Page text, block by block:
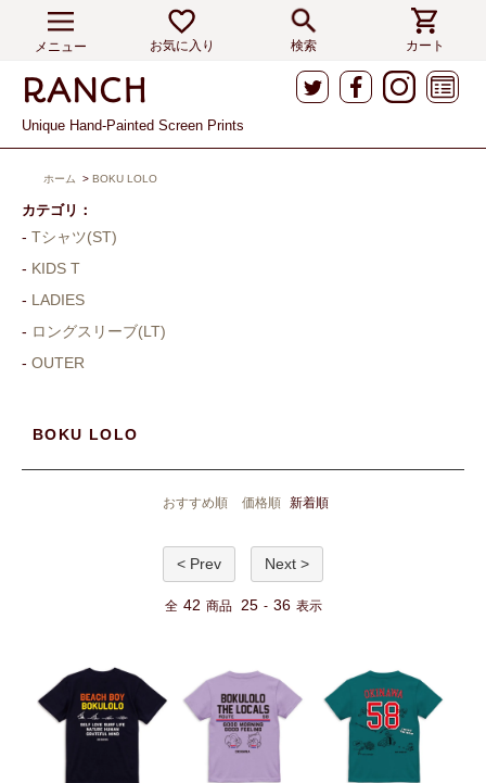
メニュー お気に入り 検索 カート
Unique Hand-Painted Screen Prints
ホーム > BOKU LOLO
カテゴリ：
Tシャツ(ST)
KIDS T
LADIES
ロングスリーブ(LT)
OUTER
BOKU LOLO
おすすめ順 価格順 新着順
< Prev Next >
全 42 商品 25 - 36 表示